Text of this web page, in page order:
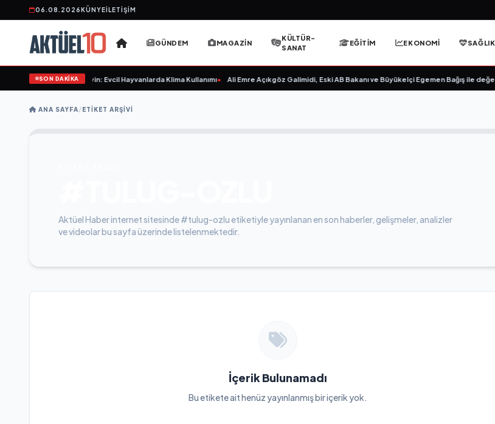
06.08.2026KÜNYEİLETIŞIM
GÜNDEM MAGAZIN
KÜLTÜR-
SANAT
EĞITIM EKONOMI SAĞLIK
SON DAKİKA
Hasta Etmeyin: Evcil Hayvanlarda Klima Kullanımı• Ali Emre Açıkgöz Galimidi, Eski AB Bakanı ve Büyükelçi Egemen Bağış ile
ANA SAYFA/ETIKET ARŞIVI
Aktüel Haber internet sitesinde #tulug-ozlu etiketiyle yayınlanan en son haberler, gelişmeler, analizler
ve videolar bu sayfa üzerinde listelenmektedir.
İçerik Bulunamadı
Bu etikete ait henüz yayınlanmış bir içerik yok.